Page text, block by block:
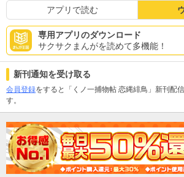
アプリで読む
専用アプリのダウンロード
サクサクまんがを読めて多機能！
新刊通知を受け取る
会員登録をすると「くノ一捕物帖 恋縄緋鳥」新刊配
す。